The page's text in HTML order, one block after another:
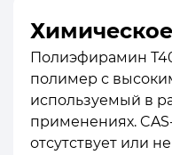
Полиэфирамин
полимер с
используемый в
применениях.
отсутствует или